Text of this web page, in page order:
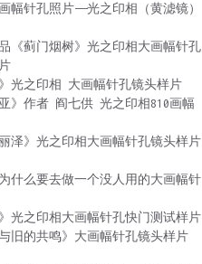
幅针孔照片——光之印相（黄滤镜）
《蓟门烟树》光之印相大画幅针孔
》光之印相 大画幅针孔镜头样片
亚》作者 阎七供 光之印相810画幅
丽泽》光之印相大画幅针孔镜头样片
什么要去做一个没人用的大画幅针
》光之印相大画幅针孔快门测试样片
与旧的共鸣》大画幅针孔镜头样片